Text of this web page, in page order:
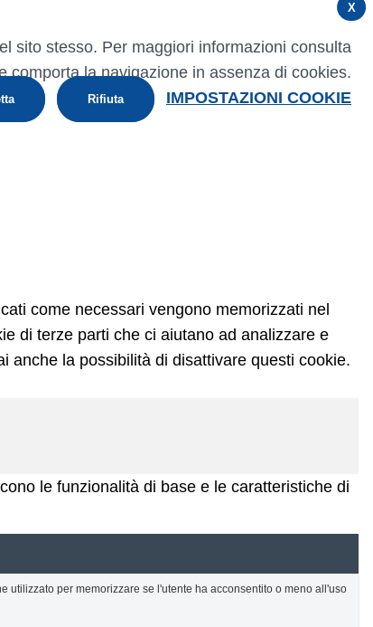
X
sito stesso. Per maggiori informazioni consulta
comporta la navigazione in assenza di cookies.
Rifiuta IMPOSTAZIONI COOKIE
come necessari vengono memorizzati nel
di terze parti che ci aiutano ad analizzare e
anche la possibilità di disattivare questi cookie.
le funzionalità di base e le caratteristiche di
utilizzato per memorizzare se l'utente ha acconsentito o meno all'uso